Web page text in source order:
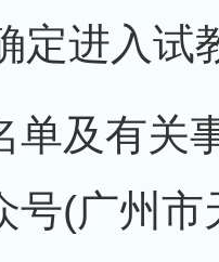
定进入试
单及有关
号(广州